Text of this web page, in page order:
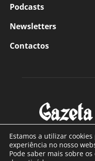
Podcasts
Newsletters
Contactos
Estamos a utilizar
experiência no nosso
Pode saber mais sobre